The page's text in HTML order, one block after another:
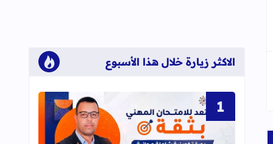
الاكثر زيارة خلال هذا الأسبوع